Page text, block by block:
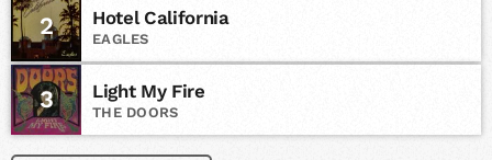
2 Hotel California
EAGLES
3 Light My Fire
THE DOORS